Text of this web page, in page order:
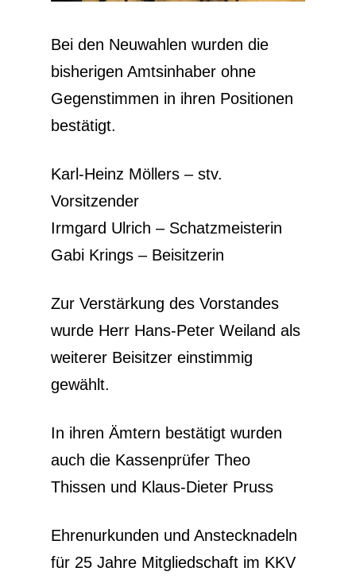
Bei den Neuwahlen wurden die
bisherigen Amtsinhaber ohne
Gegenstimmen in ihren Positionen
bestätigt.
Karl-Heinz Möllers – stv.
Vorsitzender
Irmgard Ulrich – Schatzmeisterin
Gabi Krings – Beisitzerin
Zur Verstärkung des Vorstandes
wurde Herr Hans-Peter Weiland als
weiterer Beisitzer einstimmig
gewählt.
In ihren Ämtern bestätigt wurden
auch die Kassenprüfer Theo
Thissen und Klaus-Dieter Pruss
Ehrenurkunden und Anstecknadeln
für 25 Jahre Mitgliedschaft im KKV